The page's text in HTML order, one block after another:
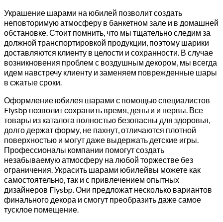
Украшение шарами на юбилей позволит создать
неповторимую атмосферу в банкетном зале и в домашней
обстановке. Стоит помнить, что мы тщательно следим за
должной транспортировкой продукции, поэтому шарики
доставляются клиенту в целости и сохранности. В случае
возникновения проблем с воздушным декором, мы всегда
идем навстречу клиенту и заменяем поврежденные шары
в сжатые сроки.
Оформление юбилея шарами с помощью специалистов
Flysbp позволит сохранить время, деньги и нервы. Все
товары из каталога полностью безопасны для здоровья,
долго держат форму, не пахнут, отличаются плотной
поверхностью и могут даже выдержать детские игры.
Профессионалы компании помогут создать
незабываемую атмосферу на любой торжестве без
ограничения. Украсить шарами юбилейвы можете как
самостоятельно, так и с привлечением опытных
дизайнеров Flysbp . Они предложат несколько вариантов
финального декора и смогут преобразить даже самое
тусклое помещение.